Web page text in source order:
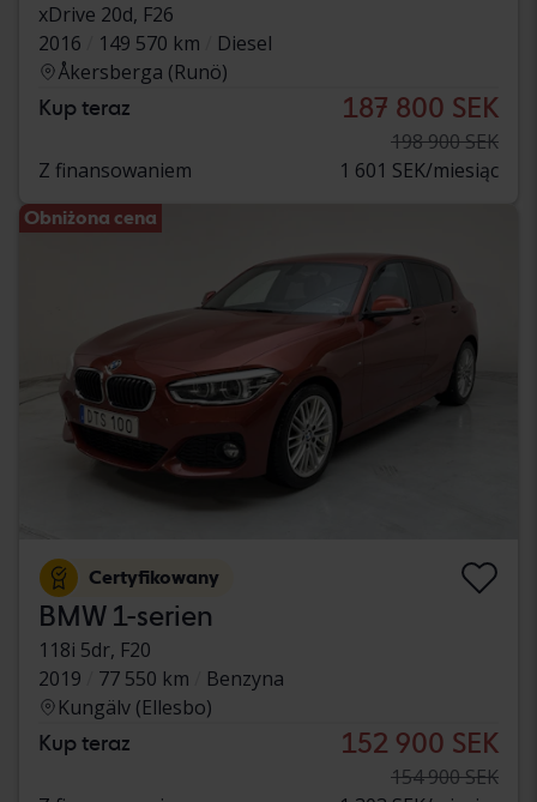
xDrive 20d, F26
2016
149 570 km
Diesel
Åkersberga (Runö)
Kup teraz 187 800 SEK
198 900 SEK
Z finansowaniem
1 601 SEK/miesiąc
Obniżona cena
Certyfikowany
BMW 1-serien
118i 5dr, F20
2019
77 550 km
Benzyna
Kungälv (Ellesbo)
Kup teraz 152 900 SEK
154 900 SEK